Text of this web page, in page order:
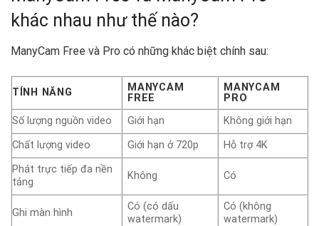
khác nhau như thế nào?
ManyCam Free và Pro có những khác biệt chính sau:
TÍNH NĂNG
MANYCAM
FREE
MANYCAM
PRO
Số lượng nguồn video
Giới hạn
Không giới hạn
Chất lượng video
Giới hạn ở 720p
Hỗ trợ 4K
Phát trực tiếp đa nền
tảng
Không Có
Ghi màn hình
Có (có dấu
watermark)
Có (không
watermark)